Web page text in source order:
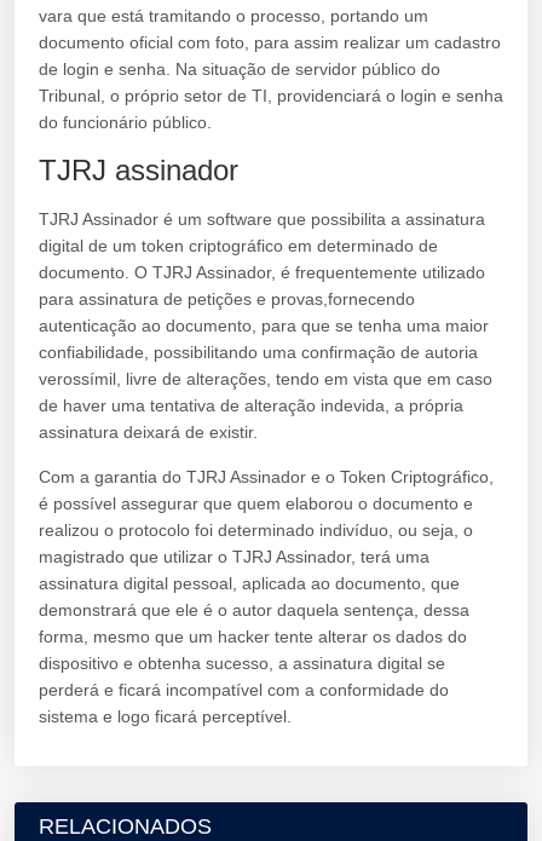
vara que está tramitando o processo, portando um
documento oficial com foto, para assim realizar um cadastro
de login e senha. Na situação de servidor público do
Tribunal, o próprio setor de TI, providenciará o login e senha
do funcionário público.
TJRJ assinador
TJRJ Assinador é um software que possibilita a assinatura
digital de um token criptográfico em determinado de
documento. O TJRJ Assinador, é frequentemente utilizado
para assinatura de petições e provas,fornecendo
autenticação ao documento, para que se tenha uma maior
confiabilidade, possibilitando uma confirmação de autoria
verossímil, livre de alterações, tendo em vista que em caso
de haver uma tentativa de alteração indevida, a própria
assinatura deixará de existir.
Com a garantia do TJRJ Assinador e o Token Criptográfico,
é possível assegurar que quem elaborou o documento e
realizou o protocolo foi determinado indivíduo, ou seja, o
magistrado que utilizar o TJRJ Assinador, terá uma
assinatura digital pessoal, aplicada ao documento, que
demonstrará que ele é o autor daquela sentença, dessa
forma, mesmo que um hacker tente alterar os dados do
dispositivo e obtenha sucesso, a assinatura digital se
perderá e ficará incompatível com a conformidade do
sistema e logo ficará perceptível.
RELACIONADOS